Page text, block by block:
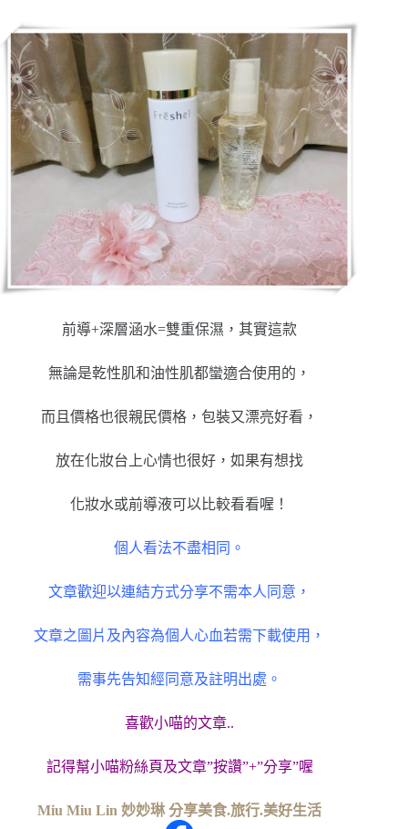
前導+深層涵水=雙重保濕，其實這款
無論是乾性肌和油性肌都蠻適合使用的，
而且價格也很親民價格，包裝又漂亮好看，
放在化妝台上心情也很好，如果有想找
化妝水或前導液可以比較看看喔！
個人看法不盡相同。
文章歡迎以連結方式分享不需本人同意，
文章之圖片及內容為個人心血若需下載使用，
需事先告知經同意及註明出處。
喜歡小喵的文章..
記得幫小喵粉絲頁及文章”按讚”+”分享”喔
Miu Miu Lin 妙妙琳 分享美食.旅行.美好生活